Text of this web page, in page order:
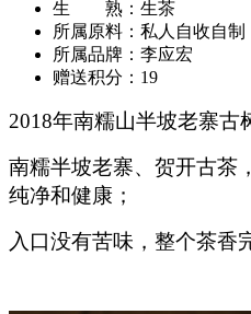
生 熟：生茶
所属原料：私人自收自制
所属品牌：李应宏
赠送积分：19
2018年南糯山半坡老寨古
南糯半坡老寨、贺开古茶
纯净和健康；
入口没有苦味，整个茶香